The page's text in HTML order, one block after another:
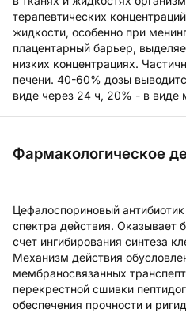
терапевтических
жидкости, особенно при
плацентарный барьер,
низких концентрациях.
печени. 40-60% дозы
виде через 24 ч, 20% - в виде
Фармакологическое
Цефалоспориновый
спектра действия. Оказывает
счет ингибирования синтеза
Механизм действия
мембраносвязанных
перекрестной сшивки
обеспечения прочности и